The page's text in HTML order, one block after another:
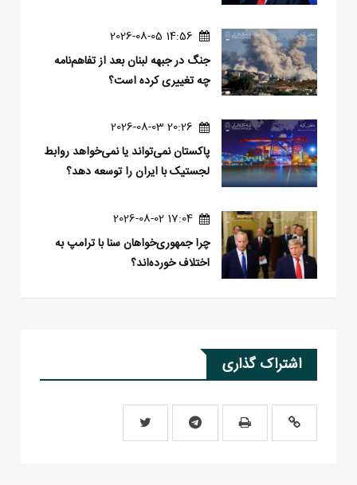
14:56 2026-08-05
جنگ در جبهه لبنان بعد از تفاهم‌نامه
چه تغییری کرده است؟
20:26 2026-08-03
پاکستان نمی‌تواند یا نمی‌خواهد روابط
لجستیک با ایران را توسعه دهد؟
17:04 2026-08-02
چرا جمهوری‌خواهان سنا با ترامپ به
اختلاف خورده‌اند؟
اشتراک گذاری